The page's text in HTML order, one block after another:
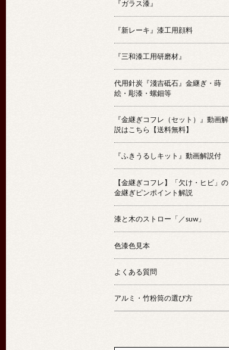
『ガラス漆』
『新レーキ』漆工用顔料
『三和漆工用研磨材』
代用針炭『淺吉砥石』金継ぎ・蒔
絵・彫漆・螺鈿等
『金継ぎコフレ（セット）』動画解
説はこちら【送料無料】
『ふきうるしキット』動画解説付
【金継ぎコフレ】「欠け・ヒビ」の
金継ぎピンポイント解説
漆と木のストロー「／suw」
色漆色見本
よくある質問
アルミ・竹粉筒の選び方